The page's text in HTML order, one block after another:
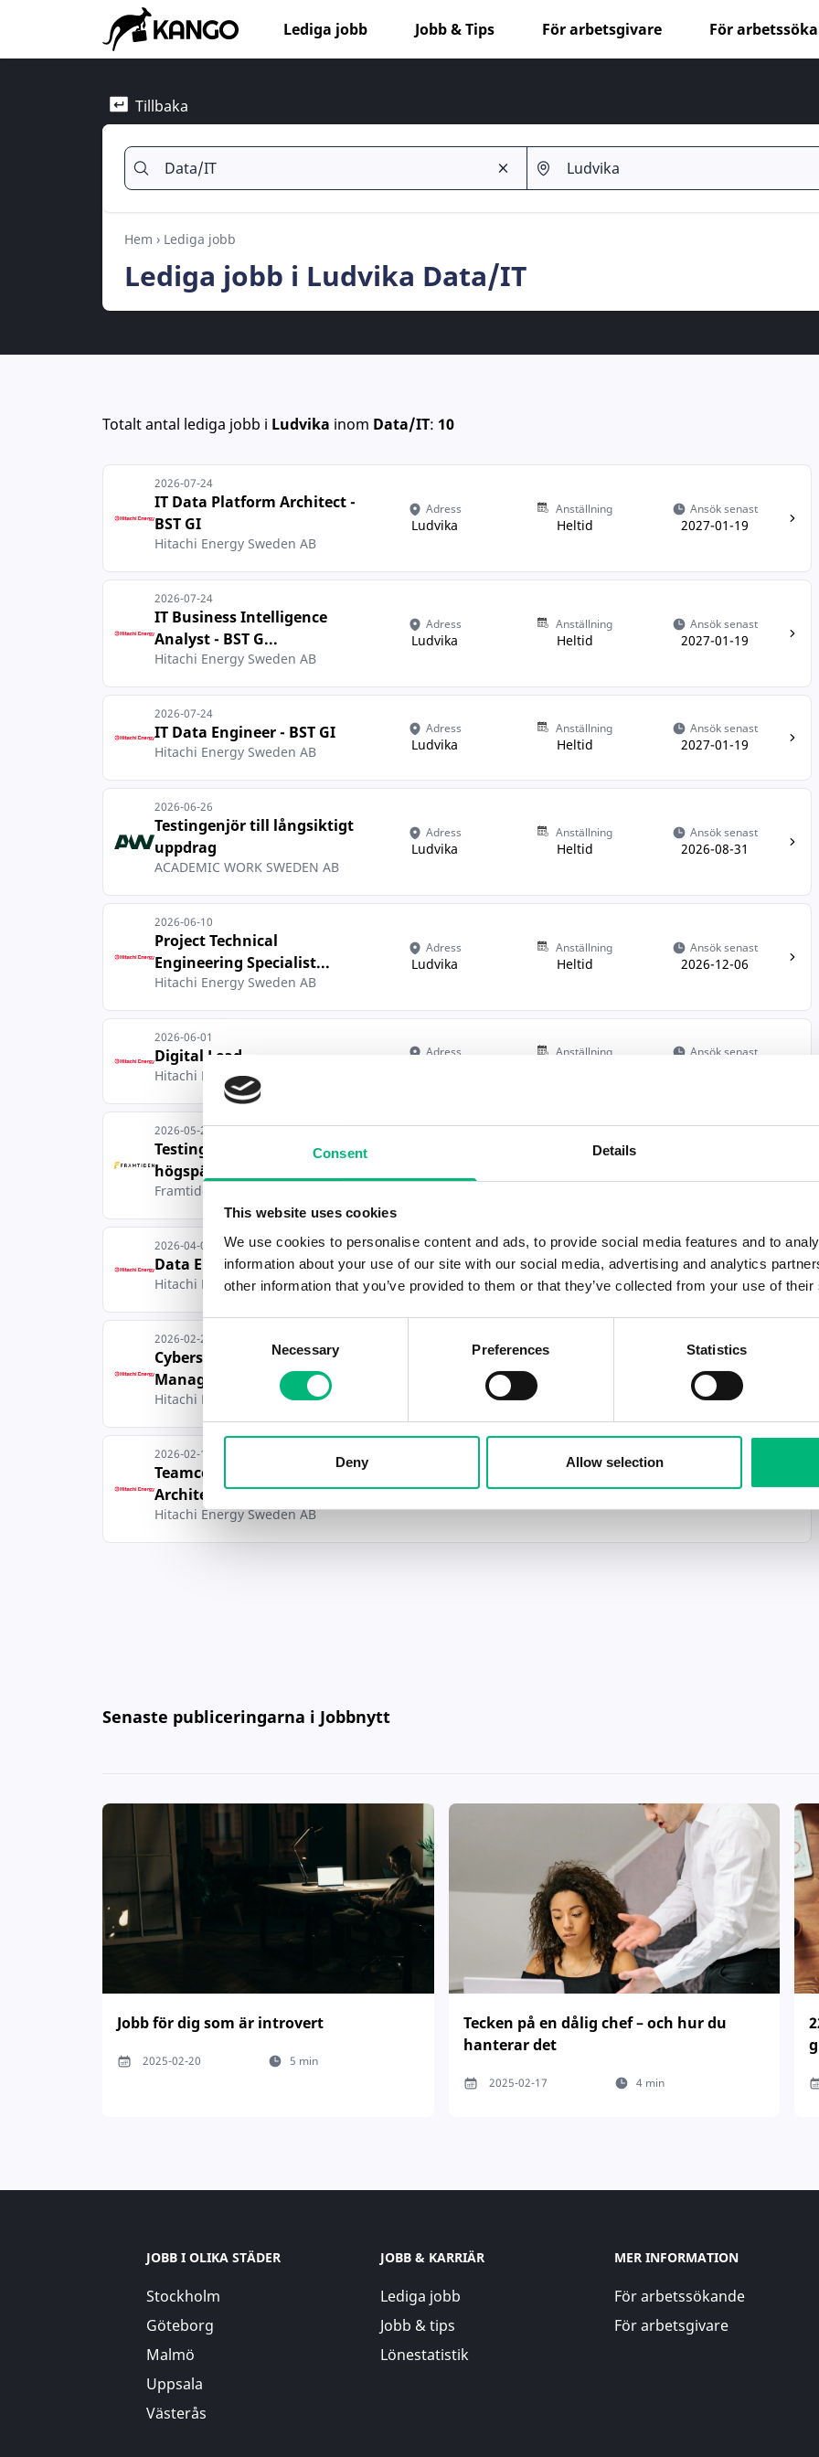
Consent Details
This website uses cookies
We use cookies to personalise content and ads, to provide social media features and to
information about your use of our site with our social media, advertising and analytics
other information that you’ve provided to them or that they’ve collected from your use of
Necessary Preferences Statistics
Deny Allow selection
Lediga jobb Jobb & Tips För arbetsgivare För
Tillbaka
Hem › Lediga jobb
Lediga jobb i Ludvika Data/IT
Totalt antal lediga jobb i Ludvika inom Data/IT: 10
2026-07-24
IT Data Platform Architect -
BST GI
Hitachi Energy Sweden AB
Adress
Ludvika
Anställning
Heltid
Ansök senast
2027-01-19
2026-07-24
IT Business Intelligence
Analyst - BST G...
Hitachi Energy Sweden AB
Adress
Ludvika
Anställning
Heltid
Ansök senast
2027-01-19
2026-07-24
IT Data Engineer - BST GI
Hitachi Energy Sweden AB
Adress
Ludvika
Anställning
Heltid
Ansök senast
2027-01-19
2026-06-26
Testingenjör till långsiktigt
uppdrag
ACADEMIC WORK SWEDEN AB
Adress
Ludvika
Anställning
Heltid
Ansök senast
2026-08-31
2026-06-10
Project Technical
Engineering Specialist...
Hitachi Energy Sweden AB
Adress
Ludvika
Anställning
Heltid
Ansök senast
2026-12-06
2026-06-01
Digital Lead
Hitachi Energy Sweden AB
Adress Anställning Ansök senast
2026-05-25
Testingenjör inom
högspänning i Ludvika
Framtiden i Sverige AB
Anställning
2026-04-03
Data Engineer
Hitachi Energy Sweden AB
Adress
Ludvika
Anställning
Heltid
Ansök senast
2026-09-29
2026-02-27
Cybersecurity Project
Manager (f/m/d)
Hitachi Energy Sweden AB
2026-08-25
2026-02-18
Teamcenter Solution
Architect Developmen...
Hitachi Energy Sweden AB
Senaste publiceringarna i Jobbnytt
Jobb för dig som är introvert
2025-02-20 5 min
Tecken på en dålig chef – och hur du
hanterar det
2025-02-17 4 min
JOBB I OLIKA STÄDER
Stockholm
Göteborg
Malmö
Uppsala
Västerås
JOBB & KARRIÄR
Lediga jobb
Jobb & tips
Lönestatistik
MER INFORMATION
För arbetssökande
För arbetsgivare